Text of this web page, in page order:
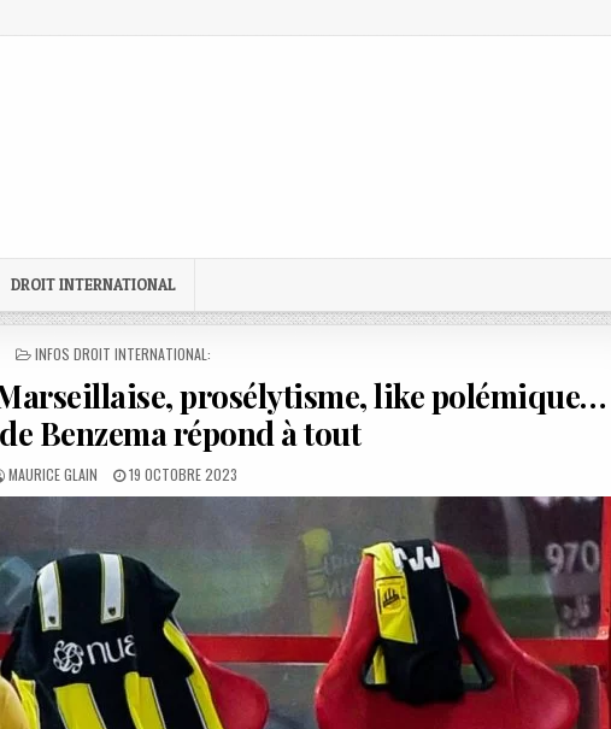
DROIT INTERNATIONAL
POSTED
INFOS DROIT INTERNATIONAL:
prosélytisme, like polémique…
Benzema répond à tout
AUTHOR:
MAURICE GLAIN
PUBLISHED
DATE:
19 OCTOBRE 2023